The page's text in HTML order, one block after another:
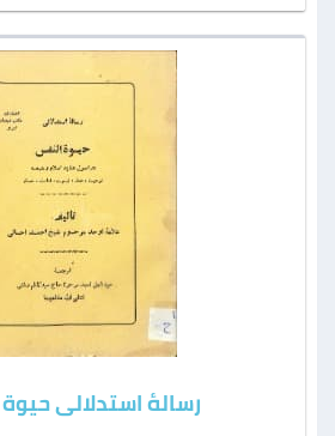
رسالهٔ استدلالی